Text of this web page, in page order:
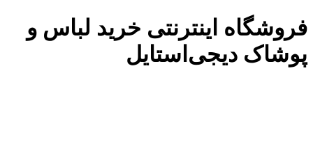
فروشگاه اینترنتی خرید لباس و
پوشاک دیجی‌استایل